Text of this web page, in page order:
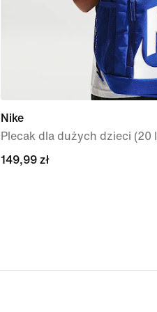
Nike
Plecak dla dużych dzieci (20
149,99 zł
149,99 zł